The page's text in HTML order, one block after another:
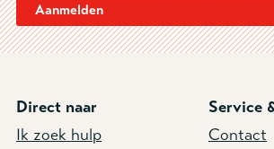
Aanmelden
Direct naar
Ik zoek hulp
Service
Contact